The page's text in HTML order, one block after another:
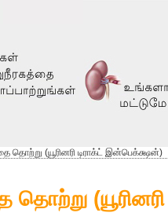
தொற்று (யூரினரி டிராக்ட் இன்பெக்க்ஷன்)
தொற்று